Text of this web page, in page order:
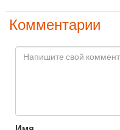
Комментарии